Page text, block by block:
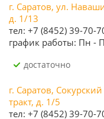
г. Саратов, ул.
д. 1/13
тел: +7 (8452) 39-70-
график работы: Пн -
Достаточно
г. Саратов, Сокурский
тракт, д. 1/5
тел: +7 (8452) 39-70-